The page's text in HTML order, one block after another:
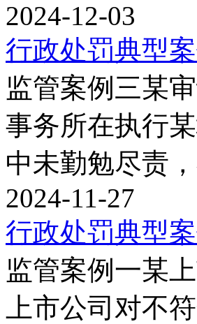
2024-12-03
行政处罚典型
监管案例三某
事务所在执行某
中未勤勉尽责
2024-11-27
行政处罚典型
监管案例一某上
上市公司对不